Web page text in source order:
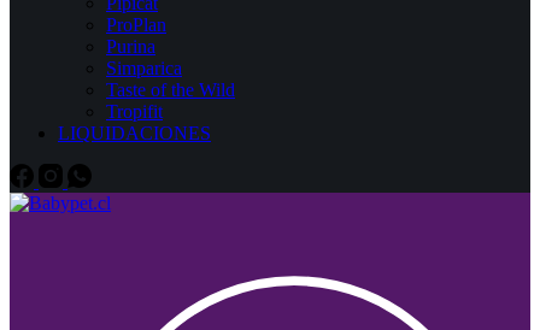
ProPlan
Purina
Simparica
Taste of the Wild
Tropifit
LIQUIDACIONES